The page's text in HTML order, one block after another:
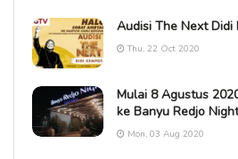
Audisi The Next Didi
Thu, 22 Oct 2020
Mulai 8 Agustus
ke Banyu Redjo
Mon, 03 Aug 2020